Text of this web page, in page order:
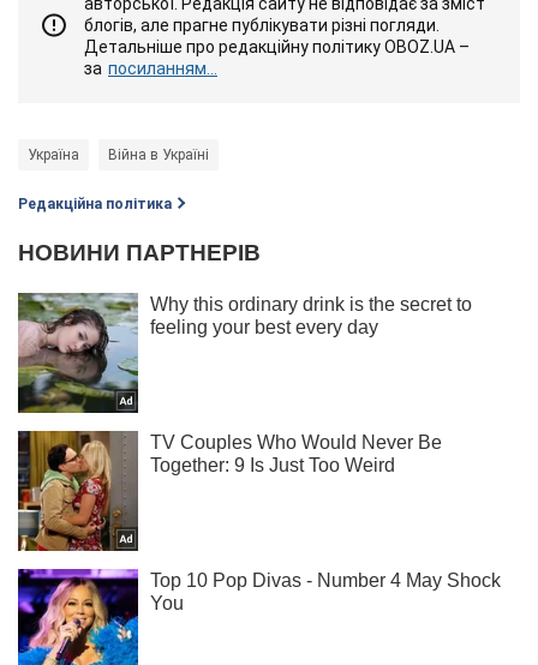
блогів, але прагне публікувати різні погляди.
Детальніше про редакційну політику OBOZ.UA –
за посиланням...
Україна Війна в Україні
Редакційна політика